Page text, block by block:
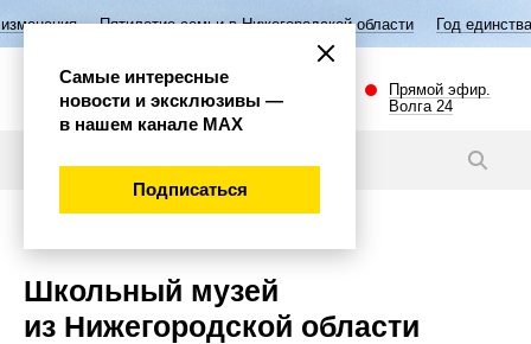
семьи в Нижегородской области Год единства народов России
Прямой эфир.
Волга 24
Школьный музей
из Нижегородской области
Самые интересные
новости и эксклюзивы —
в нашем канале МАХ
Подписаться